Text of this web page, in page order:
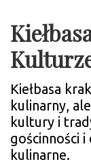
Kiełbasa
kulinarny,
kultury i
gościnności
kulinarne.